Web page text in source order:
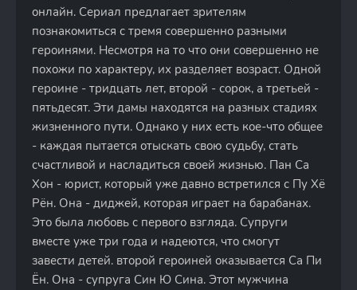
онлайн. Сериал предлагает зрителям
познакомиться с тремя совершенно разными
героинями. Несмотря на то что они совершенно не
похожи по характеру, их разделяет возраст. Одной
героине - тридцать лет, второй - сорок, а третьей -
пятьдесят. Эти дамы находятся на разных стадиях
жизненного пути. Однако у них есть кое-что общее
- каждая пытается отыскать свою судьбу, стать
счастливой и насладиться своей жизнью. Пан Са
Хон - юрист, который уже давно встретился с Пу Хё
Рён. Она - диджей, которая играет на барабанах.
Это была любовь с первого взгляда. Супруги
вместе уже три года и надеются, что смогут
завести детей. второй героиней оказывается Са Пи
Ён. Она - супруга Син Ю Сина. Этот мужчина